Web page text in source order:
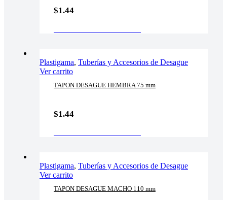
$1.44
Plastigama, Tuberías y Accesorios de Desague
Ver carrito
TAPON DESAGUE HEMBRA 75 mm
$1.44
Plastigama, Tuberías y Accesorios de Desague
Ver carrito
TAPON DESAGUE MACHO 110 mm